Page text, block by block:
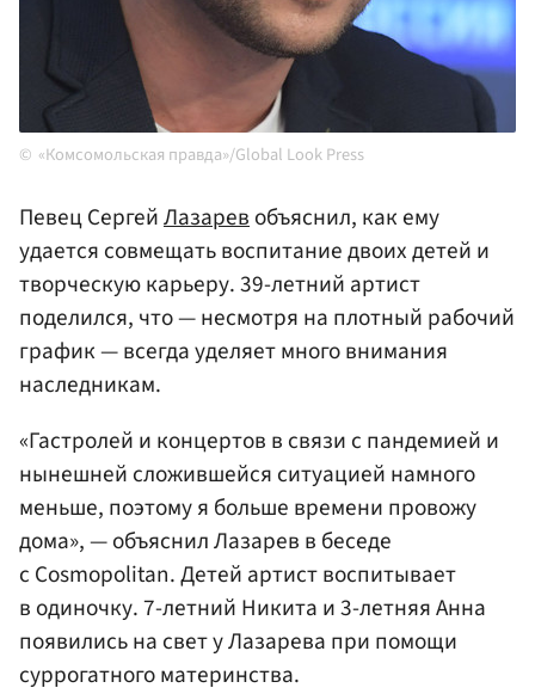
«Комсомольская правда»/Global Look Press
Певец СергейЛазаревобъяснил, как ему
удается совмещать воспитание двоих детей и
творческую карьеру. 39-летний артист
поделился, что — несмотря на плотный рабочий
график — всегда уделяет много внимания
наследникам.
«Гастролей и концертов в связи с пандемией и
нынешней сложившейся ситуацией намного
меньше, поэтому я больше времени провожу
дома», — объяснил Лазарев в беседе
с Cosmopolitan. Детей артист воспитывает
в одиночку. 7-летний Никита и 3-летняя Анна
появились на свет у Лазарева при помощи
суррогатного материнства.